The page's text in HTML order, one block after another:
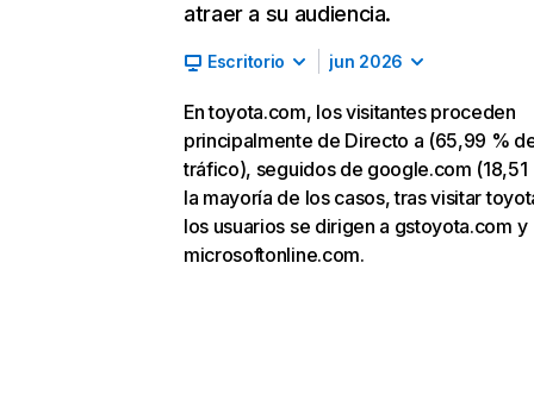
atraer a su audiencia.
Escritorio jun 2026
En toyota.com, los visitantes proceden
principalmente de Directo a (65,99 %
tráfico), seguidos de google.com (18,51
la mayoría de los casos, tras visitar
los usuarios se dirigen a gstoyota.com y
microsoftonline.com.